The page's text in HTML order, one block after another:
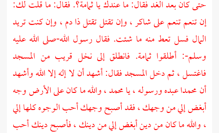
حتى كان بعد الغد فقال: ما عندك ياثمامة؟.فقال: ما قلت لك:
إن تنعم تنعم على شاكر ، وإن تقتل تقتل ذا دم ، وإن كنت تريد
المال فسل تعط منه ما شئت. فقال رسول الله-صلى الله عليه
وسلم-: أطلقواثمامة. فانطلق إلى نخل قريب من المسجد
فاغتسل ، ثم دخل المسجد فقال: أشهد أن لا إله إلا الله وأشهد
أن محمدا عبده ورسوله ، يا محمد ، والله ما كان على الأرض وجه
أبغض إلي من وجهك ، فقد أصبح وجهك أحب الوجوه كلها إلي
، والله ما كان من دين أبغض إلي من دينك ، فأصبح دينك أحب